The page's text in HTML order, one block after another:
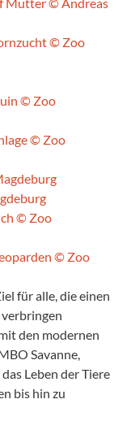
für alle, die einen
den modernen
Savanne,
Leben der Tiere
bis hin zu